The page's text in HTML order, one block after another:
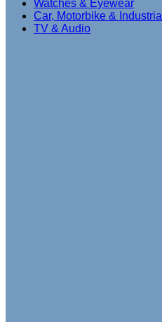
Watches & Eyewear
Car, Motorbike & Industrial
TV & Audio